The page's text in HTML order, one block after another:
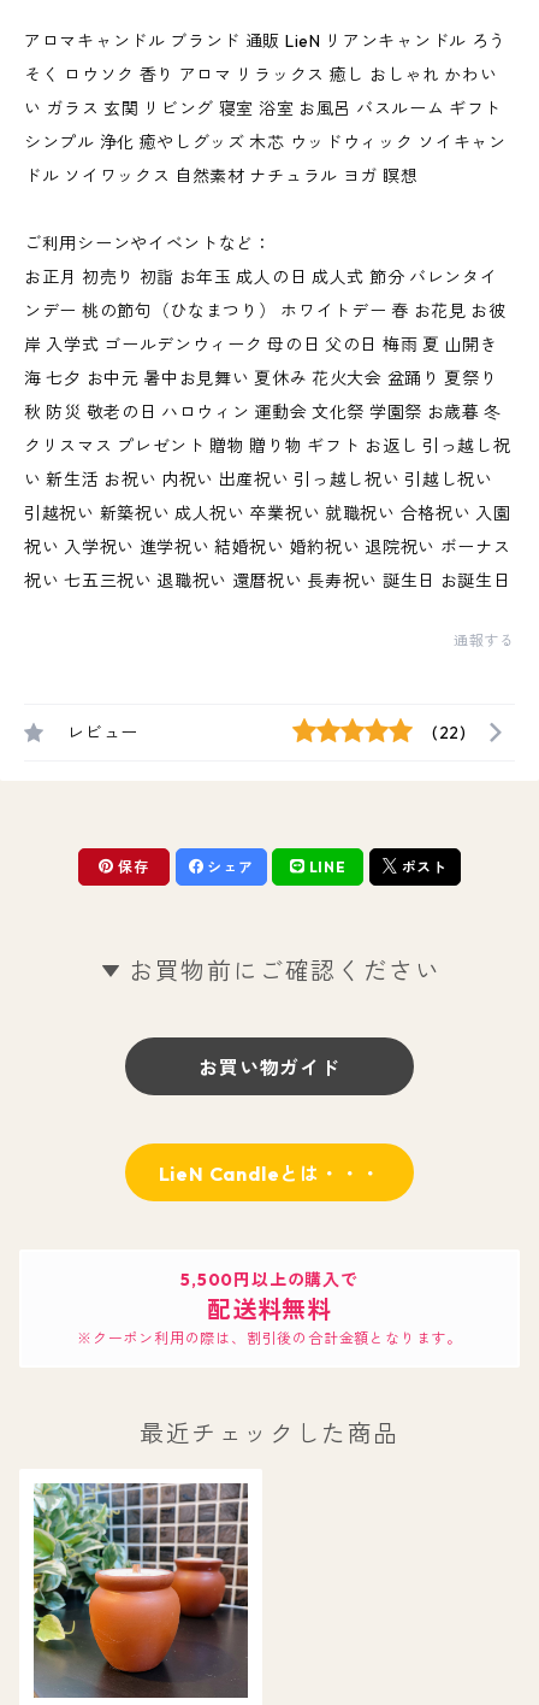
アロマキャンドル ブランド 通販 LieN リアンキャンドル ろう
そく ロウソク 香り アロマ リラックス 癒し おしゃれ かわい
い ガラス 玄関 リビング 寝室 浴室 お風呂 バスルーム ギフト
シンプル 浄化 癒やしグッズ 木芯 ウッドウィック ソイキャン
ドル ソイワックス 自然素材 ナチュラル ヨガ 瞑想
ご利用シーンやイベントなど：
お正月 初売り 初詣 お年玉 成人の日 成人式 節分 バレンタイ
ンデー 桃の節句（ひなまつり） ホワイトデー 春 お花見 お彼
岸 入学式 ゴールデンウィーク 母の日 父の日 梅雨 夏 山開き
海 七夕 お中元 暑中お見舞い 夏休み 花火大会 盆踊り 夏祭り
秋 防災 敬老の日 ハロウィン 運動会 文化祭 学園祭 お歳暮 冬
クリスマス プレゼント 贈物 贈り物 ギフト お返し 引っ越し祝
い 新生活 お祝い 内祝い 出産祝い 引っ越し祝い 引越し祝い
引越祝い 新築祝い 成人祝い 卒業祝い 就職祝い 合格祝い 入園
祝い 入学祝い 進学祝い 結婚祝い 婚約祝い 退院祝い ボーナス
祝い 七五三祝い 退職祝い 還暦祝い 長寿祝い 誕生日 お誕生日
通報する
レビュー (22)
保存 シェア LINE ポスト
お買物前にご確認ください
お買い物ガイド
LieN Candleとは・・・
5,500円以上の購入で
配送料無料
※クーポン利用の際は、割引後の合計金額となります。
最近チェックした商品